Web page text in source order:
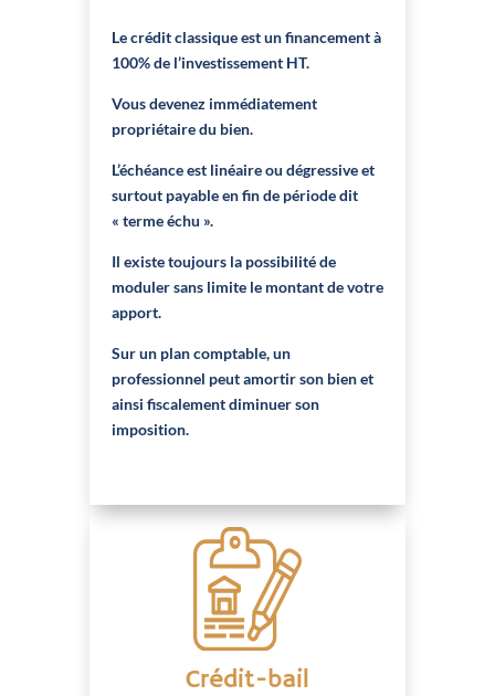
Le crédit classique est un financement à
100% de l’investissement HT.
Vous devenez immédiatement
propriétaire du bien.
L’échéance est linéaire ou dégressive et
surtout payable en fin de période dit
« terme échu ».
Il existe toujours la possibilité de
moduler sans limite le montant de votre
apport.
Sur un plan comptable, un
professionnel peut amortir son bien et
ainsi fiscalement diminuer son
imposition.
Crédit-bail